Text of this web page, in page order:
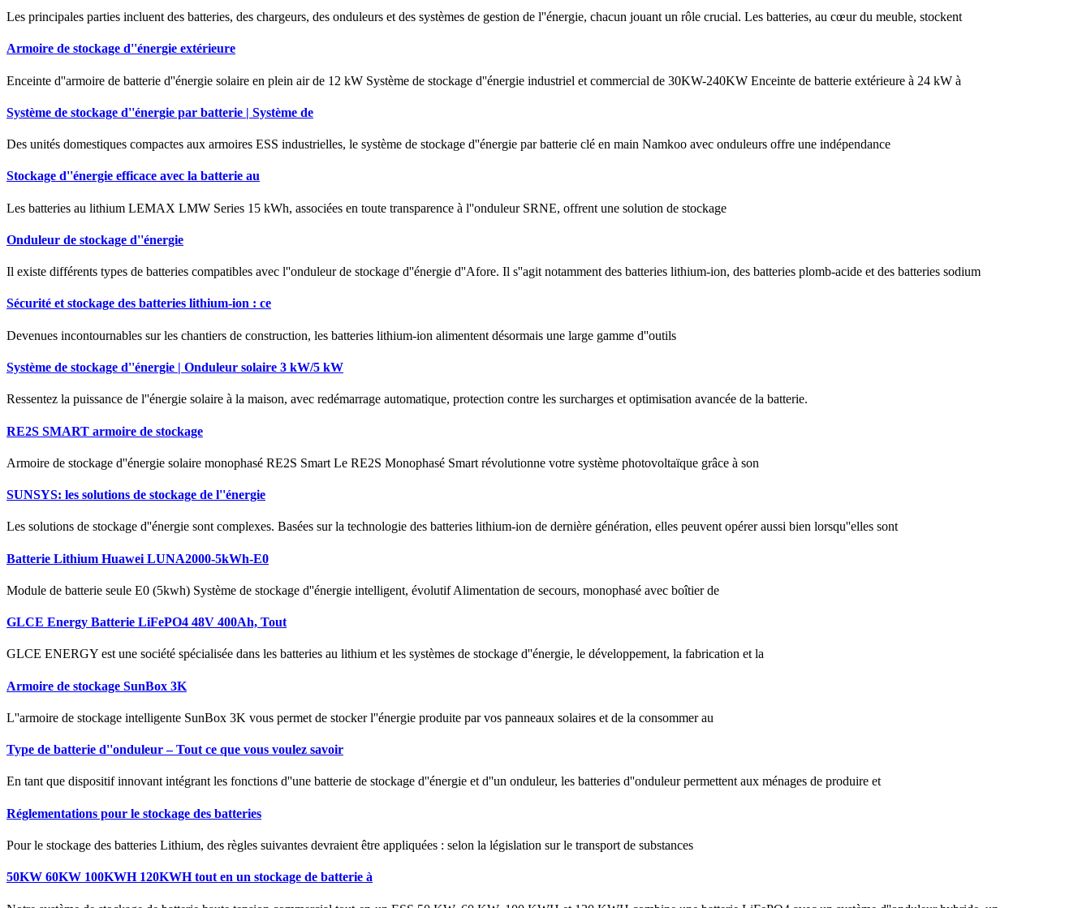
Les principales parties incluent des batteries, des chargeurs, des onduleurs et des systèmes de gestion de l''énergie, chacun jouant un rôle crucial. Les batteries, au cœur du meuble, stockent
Armoire de stockage d''énergie extérieure
Enceinte d''armoire de batterie d''énergie solaire en plein air de 12 kW Système de stockage d''énergie industriel et commercial de 30KW-240KW Enceinte de batterie extérieure à 24 kW à
Système de stockage d''énergie par batterie | Système de
Des unités domestiques compactes aux armoires ESS industrielles, le système de stockage d''énergie par batterie clé en main Namkoo avec onduleurs offre une indépendance
Stockage d''énergie efficace avec la batterie au
Les batteries au lithium LEMAX LMW Series 15 kWh, associées en toute transparence à l''onduleur SRNE, offrent une solution de stockage
Onduleur de stockage d''énergie
Il existe différents types de batteries compatibles avec l''onduleur de stockage d''énergie d''Afore. Il s''agit notamment des batteries lithium-ion, des batteries plomb-acide et des batteries sodium
Sécurité et stockage des batteries lithium-ion : ce
Devenues incontournables sur les chantiers de construction, les batteries lithium-ion alimentent désormais une large gamme d''outils
Système de stockage d''énergie | Onduleur solaire 3 kW/5 kW
Ressentez la puissance de l''énergie solaire à la maison, avec redémarrage automatique, protection contre les surcharges et optimisation avancée de la batterie.
RE2S SMART armoire de stockage
Armoire de stockage d''énergie solaire monophasé RE2S Smart Le RE2S Monophasé Smart révolutionne votre système photovoltaïque grâce à son
SUNSYS: les solutions de stockage de l''énergie
Les solutions de stockage d''énergie sont complexes. Basées sur la technologie des batteries lithium-ion de dernière génération, elles peuvent opérer aussi bien lorsqu''elles sont
Batterie Lithium Huawei LUNA2000-5kWh-E0
Module de batterie seule E0 (5kwh) Système de stockage d''énergie intelligent, évolutif Alimentation de secours, monophasé avec boîtier de
GLCE Energy Batterie LiFePO4 48V 400Ah, Tout
GLCE ENERGY est une société spécialisée dans les batteries au lithium et les systèmes de stockage d''énergie, le développement, la fabrication et la
Armoire de stockage SunBox 3K
L''armoire de stockage intelligente SunBox 3K vous permet de stocker l''énergie produite par vos panneaux solaires et de la consommer au
Type de batterie d''onduleur – Tout ce que vous voulez savoir
En tant que dispositif innovant intégrant les fonctions d''une batterie de stockage d''énergie et d''un onduleur, les batteries d''onduleur permettent aux ménages de produire et
Réglementations pour le stockage des batteries
Pour le stockage des batteries Lithium, des règles suivantes devraient être appliquées : selon la législation sur le transport de substances
50KW 60KW 100KWH 120KWH tout en un stockage de batterie à